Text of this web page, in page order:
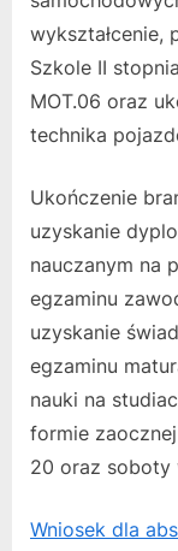
wykształcenie,
Szkole II
MOT.06 oraz
technika
Ukończenie
uzyskanie
nauczanym na
egzaminu
uzyskanie
egzaminu
nauki na
formie
20 oraz soboty
Wniosek dla